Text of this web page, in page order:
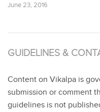
June 23, 2016
GUIDELINES &
Content on Vikalpa is
submission or comment
guidelines is not